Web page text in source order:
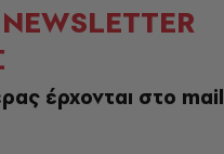
έρχονται στο mail